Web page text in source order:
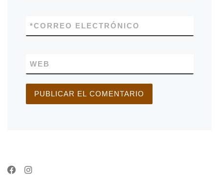
CORREO ELECTRÓNICO
*
WEB